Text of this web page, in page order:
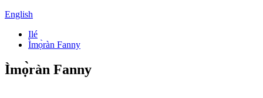
English
Ilé
Ìmọ̀ràn Fanny
Ìmọ̀ràn Fanny